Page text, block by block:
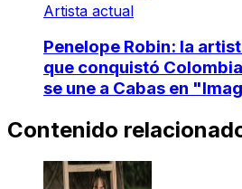
Artista actual
Penelope Robin: la
que conquistó
se une a Cabas en
Contenido